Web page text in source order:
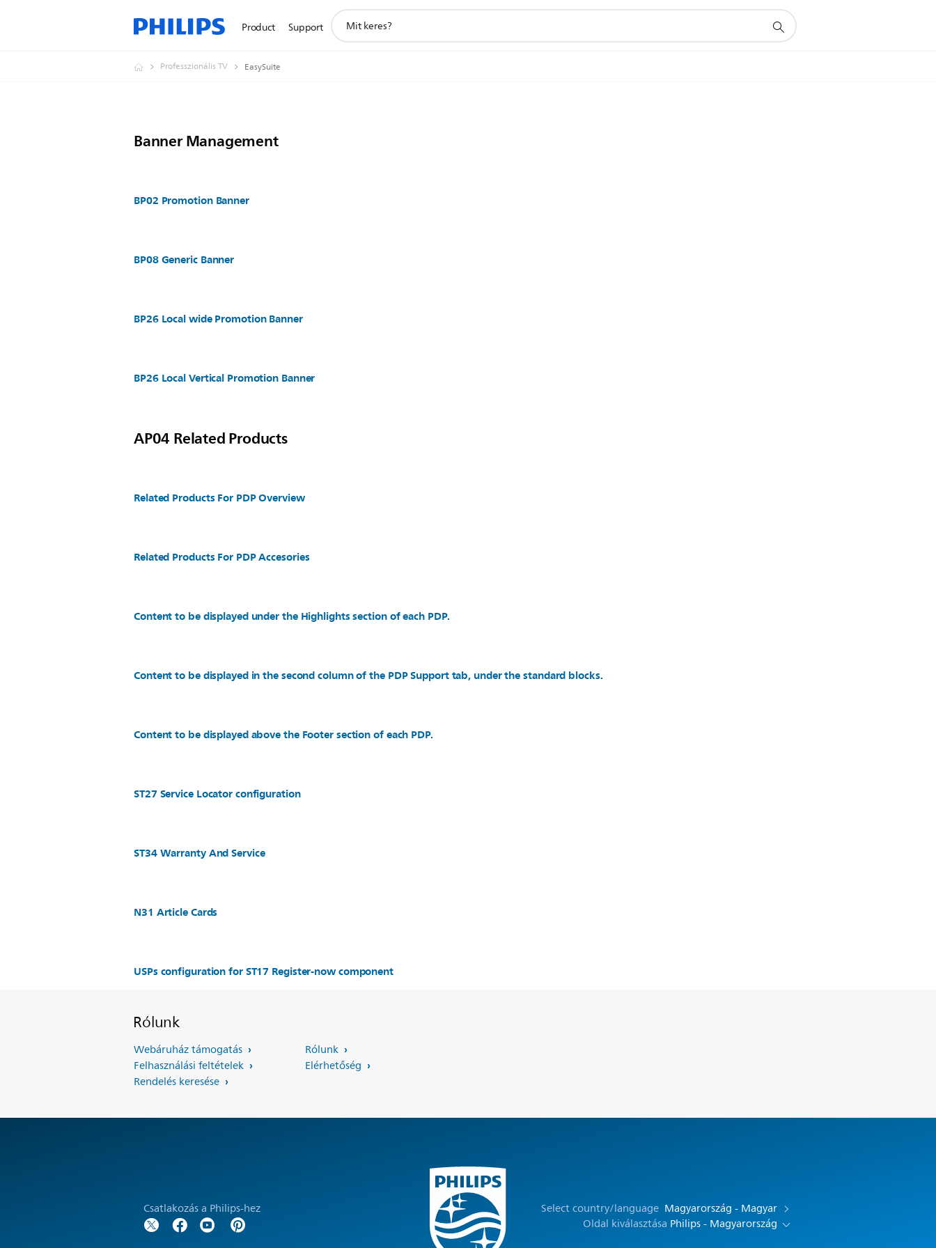
Product Support
search
Professzionális TV EasySuite
Banner Management
BP02 Promotion Banner
BP08 Generic Banner
BP26 Local wide Promotion Banner
BP26 Local Vertical Promotion Banner
AP04 Related Products
Related Products For PDP Overview
Related Products For PDP Accesories
Content to be displayed under the Highlights section of each PDP.
Content to be displayed in the second column of the PDP Support tab, under the standard blocks.
Content to be displayed above the Footer section of each PDP.
ST27 Service Locator configuration
ST34 Warranty And Service
N31 Article Cards
USPs configuration for ST17 Register-now component
Rólunk
Webáruház támogatás
Felhasználási feltételek
Rendelés keresése
Rólunk
Elérhetőség
Csatlakozás a Philips-hez Select country/language Magyarország - Magyar
Oldal kiválasztása Philips - Magyarország